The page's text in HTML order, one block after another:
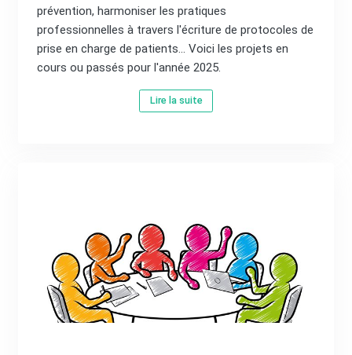
prévention, harmoniser les pratiques
professionnelles à travers l'écriture de protocoles de
prise en charge de patients... Voici les projets en
cours ou passés pour l'année 2025.
Lire la suite